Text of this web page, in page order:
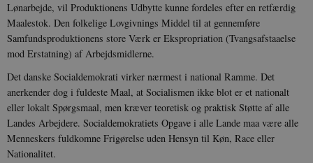
Lønarbejde, vil Produktionens Udbytte kunne fordeles efter en retfærdig
Maalestok. Den folkelige Lovgivnings Middel til at gennemføre
Samfundsproduktionens store Værk er Ekspropriation (Tvangsafstaaelse
mod Erstatning) af Arbejdsmidlerne.
Det danske Socialdemokrati virker nærmest i national Ram­me. Det
anerkender dog i fuldeste Maal, at Socialismen ikke blot er et nationalt
eller lokalt Spørgsmaal, men kræver teore­tisk og praktisk Støtte af alle
Landes Arbejdere. Socialdemokratiets Opgave i alle Lande maa være alle
Menneskers fuld­komne Frigørelse uden Hensyn til Køn, Race eller
Nationalitet.